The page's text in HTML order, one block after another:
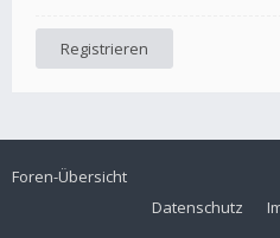
Registrieren
Foren-Übersicht
Datenschutz